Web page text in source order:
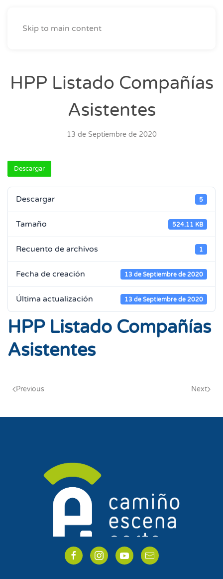
Skip to main content
HPP Listado Compañías
Asistentes
13 de Septiembre de 2020
Descargar
Descargar 5
Tamaño 524.11 KB
Recuento de archivos 1
Fecha de creación 13 de Septiembre de 2020
Última actualización 13 de Septiembre de 2020
HPP Listado Compañías
Asistentes
Previous Next